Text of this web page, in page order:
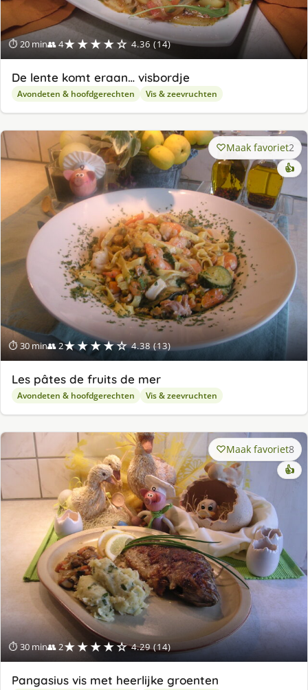
⏱ 20 min👥 4★★★★☆ 4.36 (14)
De lente komt eraan… visbordje
Avondeten & hoofdgerechten Vis & zeevruchten
⏱ 30 min👥 2★★★★☆ 4.38 (13)
Maak favoriet2
👍
Les pâtes de fruits de mer
Avondeten & hoofdgerechten Vis & zeevruchten
⏱ 30 min👥 2★★★★☆ 4.29 (14)
Maak favoriet8
👍
Pangasius vis met heerlijke groenten